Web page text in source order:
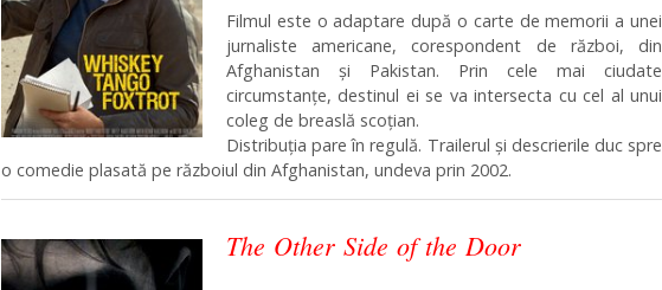
Filmul este o adaptare după o carte de memorii a unei
jurnaliste americane, corespondent de război, din
Afghanistan și Pakistan. Prin cele mai ciudate
circumstanțe, destinul ei se va intersecta cu cel al unui
coleg de breaslă scoțian.
Distribuția pare în regulă. Trailerul și descrierile duc spre
o comedie plasată pe războiul din Afghanistan, undeva prin 2002.
The Other Side of the Door